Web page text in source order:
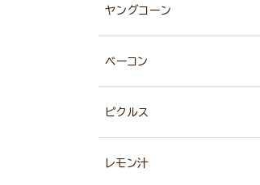
ヤングコーン
ベーコン
ピクルス
レモン汁